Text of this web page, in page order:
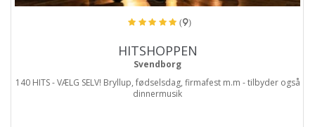
(9)
HITSHOPPEN
Svendborg
140 HITS - VÆLG SELV! Bryllup, fødselsdag, firmafest m.m - tilbyder også
dinnermusik